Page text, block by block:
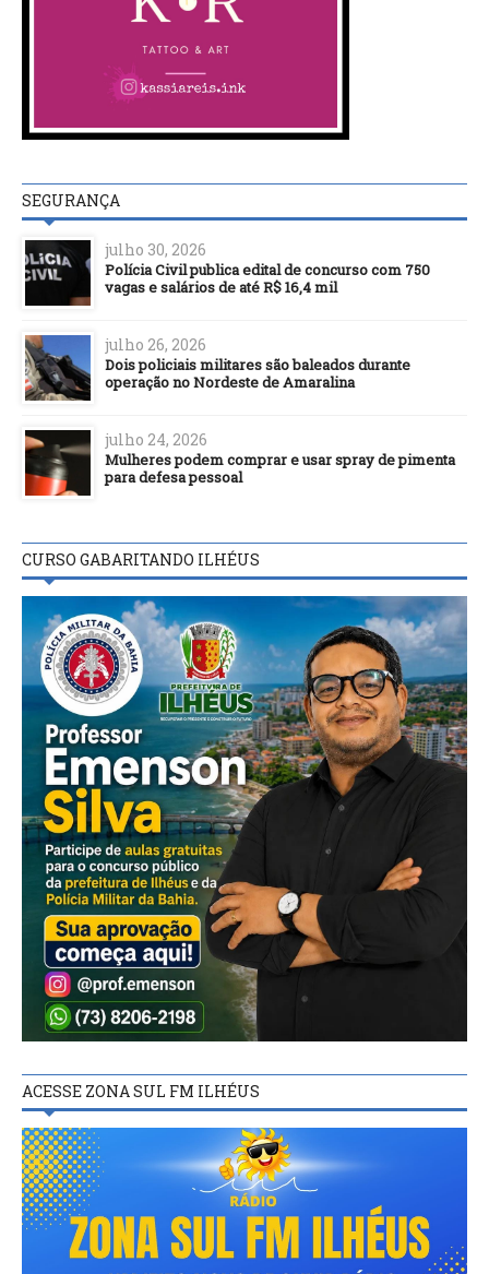
SEGURANÇA
julho 30, 2026
Polícia Civil publica edital de concurso com 750
vagas e salários de até R$ 16,4 mil
julho 26, 2026
Dois policiais militares são baleados durante
operação no Nordeste de Amaralina
julho 24, 2026
Mulheres podem comprar e usar spray de pimenta
para defesa pessoal
CURSO GABARITANDO ILHÉUS
ACESSE ZONA SUL FM ILHÉUS